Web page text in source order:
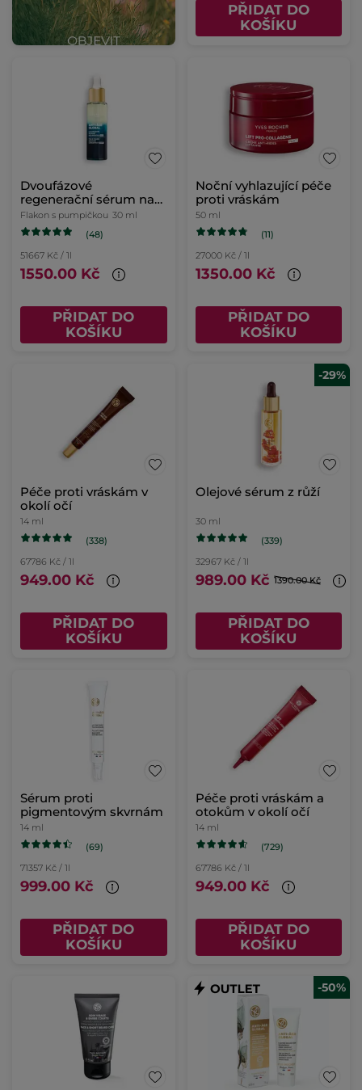
PŘIDAT DO
KOŠÍKU
Dvoufázové
regenerační sérum na
noc
Flakon s pumpičkou 30 ml
(48)
51667 Kč / 1l
1550.00 Kč
PŘIDAT DO
KOŠÍKU
Noční vyhlazující péče
proti vráskám
50 ml
(11)
27000 Kč / 1l
1350.00 Kč
PŘIDAT DO
KOŠÍKU
Péče proti vráskám v
okolí očí
14 ml
(338)
67786 Kč / 1l
949.00 Kč
PŘIDAT DO
KOŠÍKU
-29%
Olejové sérum z růží
30 ml
(339)
32967 Kč / 1l
989.00 Kč 1390.00 Kč
PŘIDAT DO
KOŠÍKU
Sérum proti
pigmentovým skvrnám
14 ml
(69)
71357 Kč / 1l
999.00 Kč
PŘIDAT DO
KOŠÍKU
Péče proti vráskám a
otokům v okolí očí
14 ml
(729)
67786 Kč / 1l
949.00 Kč
PŘIDAT DO
KOŠÍKU
-50%